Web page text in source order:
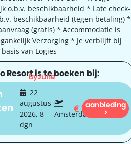
o.b.v. beschikbaarheid * Late check-
beschikbaarheid (tegen betaling) *
(gratis) * Accommodatie is
Verzorging * Je verblijft bij
van Logies
Resort is te boeken bij:
ByJune
22
augustus
2026, 8
dgn
Amsterdam
€1.049
aanbieding
>